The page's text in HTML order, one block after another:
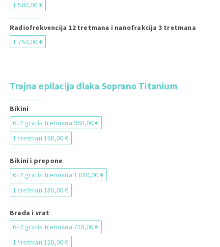
1.500,00 €
Radiofrekvencija 12 tretmana i nanofrakcija 3 tretmana
1.750,00 €
Trajna epilacija dlaka Soprano Titanium
Bikini
6+2 gratis tretmana 960,00 €
1 tretman 160,00 €
Bikini i prepone
6+2 gratis tretmana 1.080,00 €
1 tretman 180,00 €
Brada i vrat
6+2 gratis tretmana 720,00 €
1 tretman 120,00 €